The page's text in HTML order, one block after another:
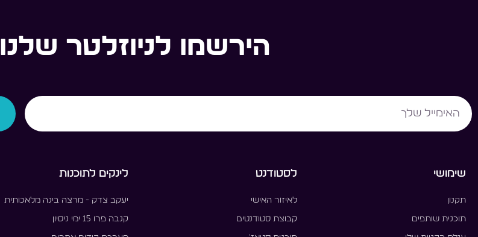
הירשמו לניוזלטר שלנו
Email
שימושי
תקנון
תוכנית שותפים
לסטודנט
לאיזור האישי
קבוצת סטודנטים
לינקים לתוכנות
יעקב צדק - מרצה בינה מלאכותית
קנבה פרו 15 ימי ניסיון